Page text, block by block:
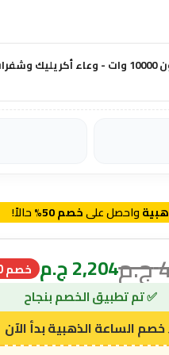
واحصل علىخصم 50% حالاً!
ج.م2,204ج.م خصم 50% 🔥